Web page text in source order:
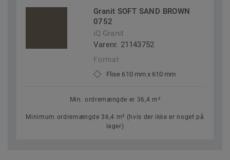
Granit SOFT SAND BROWN
0752
iQ Granit
Varenr. 21143752
Format
Flise 610 mm x 610 mm
Min. ordremængde er 36,4 m²
Minimum ordremængde 36,4 m² (hvis der ikke er noget på
lager)